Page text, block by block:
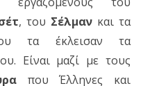
, του Σέλμαν και τα
τα έκλεισαν τα
Είναι μαζί με τους
που Έλληνες και